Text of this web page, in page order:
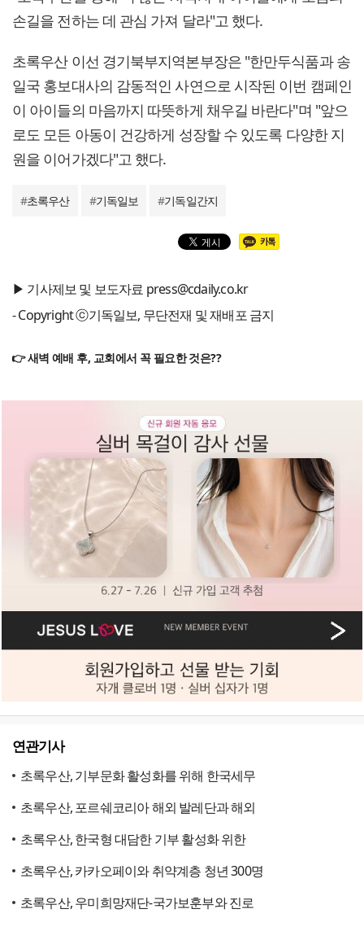
손길을 전하는 데 관심 가져 달라"고 했다.
초록우산 이선 경기북부지역본부장은 "한만두식품과 송
일국 홍보대사의 감동적인 사연으로 시작된 이번 캠페인
이 아이들의 마음까지 따뜻하게 채우길 바란다"며 "앞으
로도 모든 아동이 건강하게 성장할 수 있도록 다양한 지
원을 이어가겠다"고 했다.
#초록우산 #기독일보 #기독일간지
▶ 기사제보 및 보도자료 press@cdaily.co.kr
- Copyright ⓒ기독일보, 무단전재 및 재배포 금지
👉 새벽 예배 후, 교회에서 꼭 필요한 것은??
연관기사
초록우산, 기부문화 활성화를 위해 한국세무
초록우산, 포르쉐코리아 해외 발레단과 해외
초록우산, 한국형 대담한 기부 활성화 위한
초록우산, 카카오페이와 취약계층 청년 300명
초록우산, 우미희망재단-국가보훈부와 진로